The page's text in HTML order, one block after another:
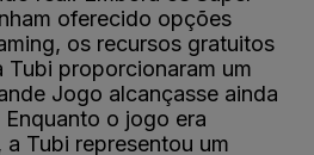
oferecido opções
os recursos gratuitos
Tubi proporcionaram um
Jogo alcançasse ainda
o jogo era
Tubi representou um